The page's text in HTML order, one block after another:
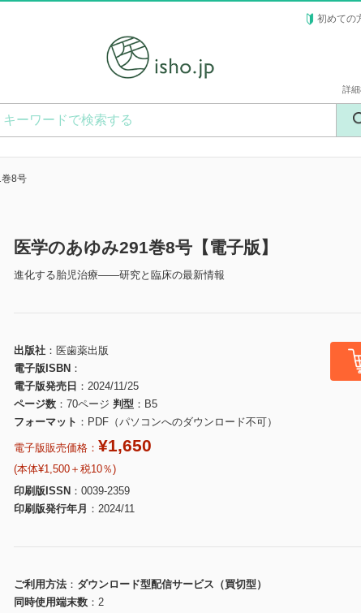
初めての
詳
8号
医学のあゆみ291巻8号【電子版】
進化する胎児治療――研究と臨床の最新情報
出版社
医歯薬出版
電子版ISBN
電子版発売日
2024/11/25
ページ数
70ページ 判型
B5
フォーマット
PDF（パソコンへのダウンロード不可）
電子版販売価格： ¥1,650
(本体¥1,500＋税10％)
印刷版ISSN
0039-2359
印刷版発行年月
2024/11
ご利用方法
ダウンロード型配信サービス（買切型）
同時使用端末数
2